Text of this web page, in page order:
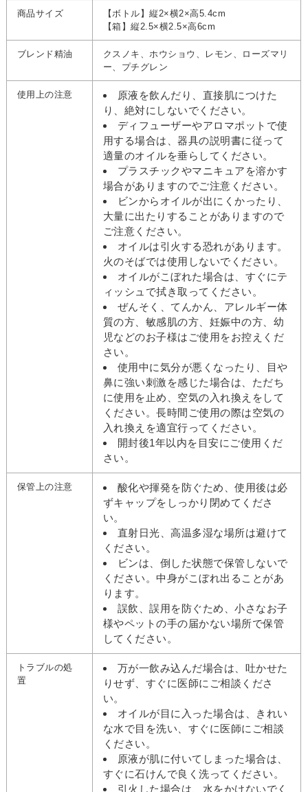
商品サイズ
【ボトル】縦2×横2×高5.4cm
【箱】縦2.5×横2.5×高6cm
ブレンド精油
クスノキ、ホウショウ、レモン、ローズマリ
ー、プチグレン
使用上の注意
原液を飲んだり、直接肌につけた
り、絶対にしないでください。
ディフューザーやアロマポットで使
用する場合は、器具の説明書に従って
適量のオイルを垂らしてください。
プラスチックやマニキュアを溶かす
場合がありますのでご注意ください。
ビンからオイルが出にくかったり、
大量に出たりすることがありますので
ご注意ください。
オイルは引火する恐れがあります。
火のそばでは使用しないでください。
オイルがこぼれた場合は、すぐにテ
ィッシュで拭き取ってください。
ぜんそく、てんかん、アレルギー体
質の方、敏感肌の方、妊娠中の方、幼
児などのお子様はご使用をお控えくだ
さい。
使用中に気分が悪くなったり、目や
鼻に強い刺激を感じた場合は、ただち
に使用を止め、空気の入れ換えをして
ください。長時間ご使用の際は空気の
入れ換えを適宜行ってください。
開封後1年以内を目安にご使用くだ
さい。
保管上の注意
酸化や揮発を防ぐため、使用後は必
ずキャップをしっかり閉めてくださ
い。
直射日光、高温多湿な場所は避けて
ください。
ビンは、倒した状態で保管しないで
ください。中身がこぼれ出ることがあ
ります。
誤飲、誤用を防ぐため、小さなお子
様やペットの手の届かない場所で保管
してください。
トラブルの処
置
万が一飲み込んだ場合は、吐かせた
りせず、すぐに医師にご相談くださ
い。
オイルが目に入った場合は、きれい
な水で目を洗い、すぐに医師にご相談
ください。
原液が肌に付いてしまった場合は、
すぐに石けんで良く洗ってください。
引火した場合は、水をかけないでく